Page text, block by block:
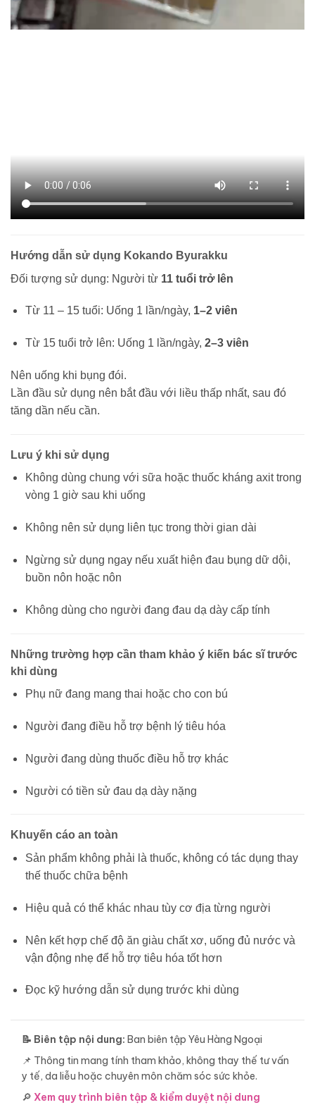
Hướng dẫn sử dụng Kokando Byurakku
Đối tượng sử dụng: Người từ 11 tuổi trở lên
Từ 11 – 15 tuổi: Uống 1 lần/ngày, 1–2 viên
Từ 15 tuổi trở lên: Uống 1 lần/ngày, 2–3 viên
Nên uống khi bụng đói.
Lần đầu sử dụng nên bắt đầu với liều thấp nhất, sau đó
tăng dần nếu cần.
Lưu ý khi sử dụng
Không dùng chung với sữa hoặc thuốc kháng axit trong
vòng 1 giờ sau khi uống
Không nên sử dụng liên tục trong thời gian dài
Ngừng sử dụng ngay nếu xuất hiện đau bụng dữ dội,
buồn nôn hoặc nôn
Không dùng cho người đang đau dạ dày cấp tính
Những trường hợp cần tham khảo ý kiến bác sĩ trước
khi dùng
Phụ nữ đang mang thai hoặc cho con bú
Người đang điều hỗ trợ bệnh lý tiêu hóa
Người đang dùng thuốc điều hỗ trợ khác
Người có tiền sử đau dạ dày nặng
Khuyến cáo an toàn
Sản phẩm không phải là thuốc, không có tác dụng thay
thế thuốc chữa bệnh
Hiệu quả có thể khác nhau tùy cơ địa từng người
Nên kết hợp chế độ ăn giàu chất xơ, uống đủ nước và
vận động nhẹ để hỗ trợ tiêu hóa tốt hơn
Đọc kỹ hướng dẫn sử dụng trước khi dùng
📝 Biên tập nội dung: Ban biên tập Yêu Hàng Ngoại
📌 Thông tin mang tính tham khảo, không thay thế tư vấn
y tế, da liễu hoặc chuyên môn chăm sóc sức khỏe.
🔎 Xem quy trình biên tập & kiểm duyệt nội dung